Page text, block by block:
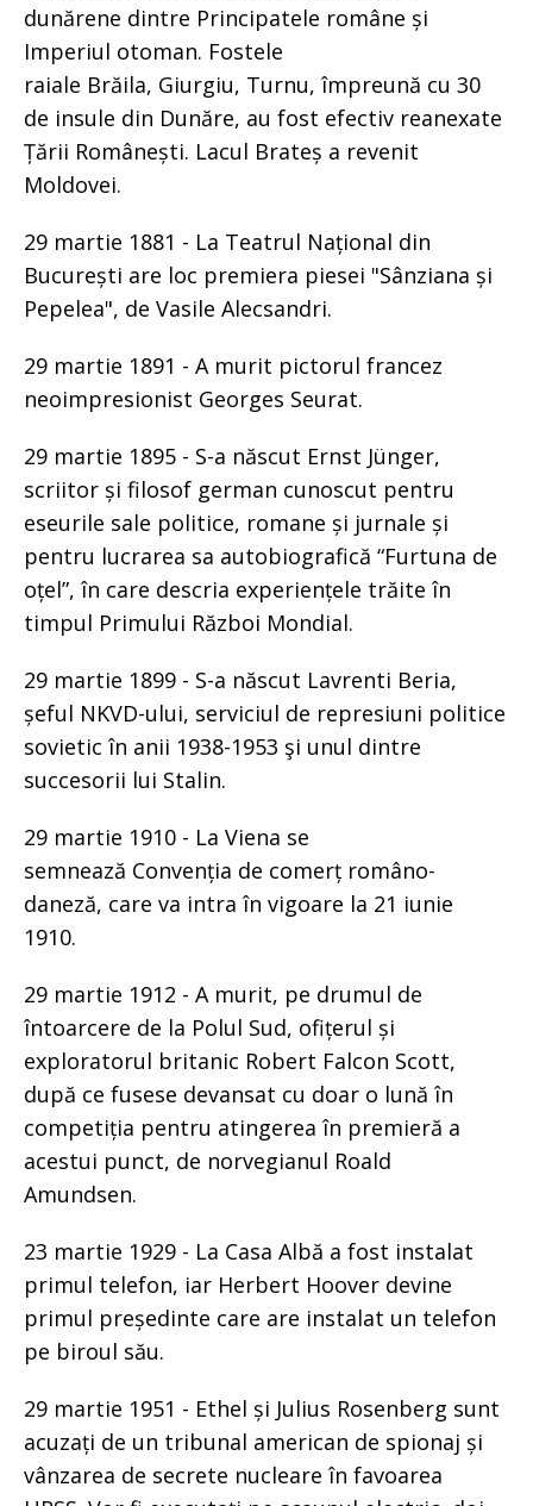
dunărene dintre Principatele române și
Imperiul otoman. Fostele
raiale Brăila, Giurgiu, Turnu, împreună cu 30
de insule din Dunăre, au fost efectiv reanexate
Țării Românești. Lacul Brateș a revenit
Moldovei.
29 martie 1881 - La Teatrul Național din
București are loc premiera piesei "Sânziana și
Pepelea", de Vasile Alecsandri.
29 martie 1891 - A murit pictorul francez
neoimpresionist Georges Seurat.
29 martie 1895 - S-a născut Ernst Jünger,
scriitor și filosof german cunoscut pentru
eseurile sale politice, romane și jurnale și
pentru lucrarea sa autobiografică “Furtuna de
oțel”, în care descria experiențele trăite în
timpul Primului Război Mondial.
29 martie 1899 - S-a născut Lavrenti Beria,
șeful NKVD-ului, serviciul de represiuni politice
sovietic în anii 1938-1953 şi unul dintre
succesorii lui Stalin.
29 martie 1910 - La Viena se
semnează Convenția de comerț româno-
daneză, care va intra în vigoare la 21 iunie
1910.
29 martie 1912 - A murit, pe drumul de
întoarcere de la Polul Sud, ofițerul și
exploratorul britanic Robert Falcon Scott,
după ce fusese devansat cu doar o lună în
competiția pentru atingerea în premieră a
acestui punct, de norvegianul Roald
Amundsen.
23 martie 1929 - La Casa Albă a fost instalat
primul telefon, iar Herbert Hoover devine
primul președinte care are instalat un telefon
pe biroul său.
29 martie 1951 - Ethel și Julius Rosenberg sunt
acuzați de un tribunal american de spionaj și
vânzarea de secrete nucleare în favoarea